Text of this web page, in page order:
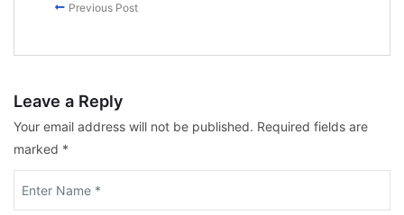
Previous Post
Leave a Reply
Your email address will not be published. Required fields are
marked *